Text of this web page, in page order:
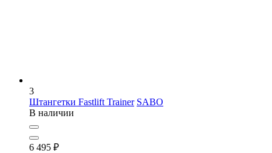
3
Штангетки Fastlift Trainer SABO
В наличии
6 495 ₽